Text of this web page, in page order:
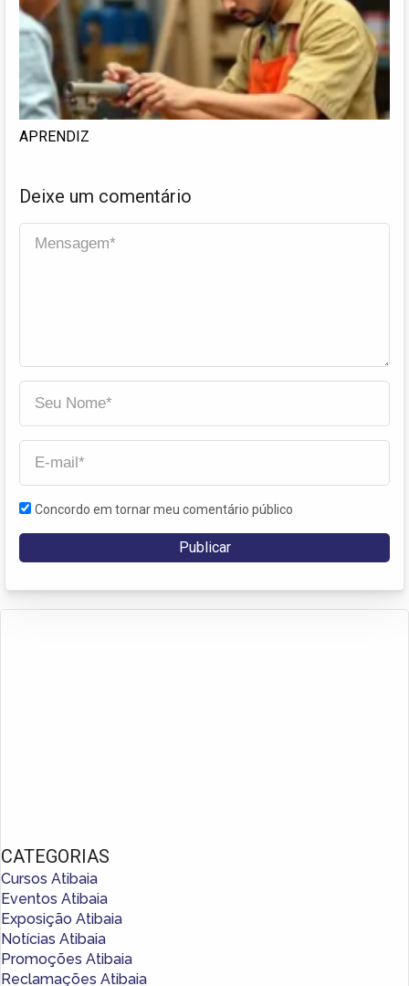
APRENDIZ
Deixe um comentário
Concordo em tornar meu comentário público
CATEGORIAS
Cursos Atibaia
Eventos Atibaia
Exposição Atibaia
Notícias Atibaia
Promoções Atibaia
Reclamações Atibaia